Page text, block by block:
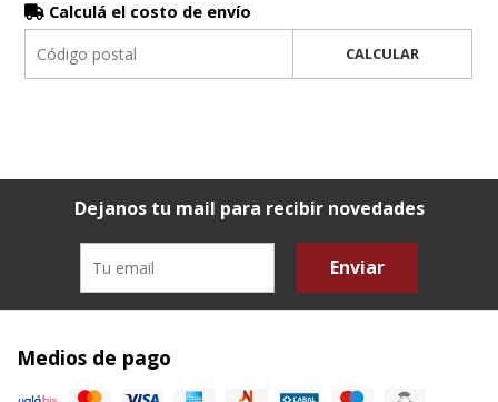
Calculá el costo de envío
CALCULAR
Dejanos tu mail para recibir novedades
Enviar
Medios de pago